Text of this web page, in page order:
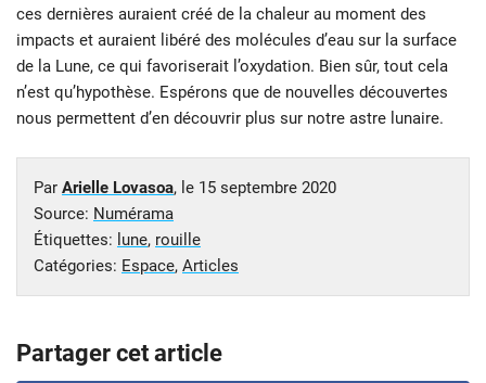
ces dernières auraient créé de la chaleur au moment des
impacts et auraient libéré des molécules d’eau sur la surface
de la Lune, ce qui favoriserait l’oxydation. Bien sûr, tout cela
n’est qu’hypothèse. Espérons que de nouvelles découvertes
nous permettent d’en découvrir plus sur notre astre lunaire.
Par Arielle Lovasoa, le 15 septembre 2020
Source: Numérama
Étiquettes: lune, rouille
Catégories: Espace, Articles
Partager cet article